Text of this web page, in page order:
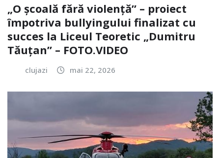
„O școală fără violență” – proiect
împotriva bullyingului finalizat cu
succes la Liceul Teoretic „Dumitru
Tăuțan” – FOTO.VIDEO
clujazi mai 22, 2026